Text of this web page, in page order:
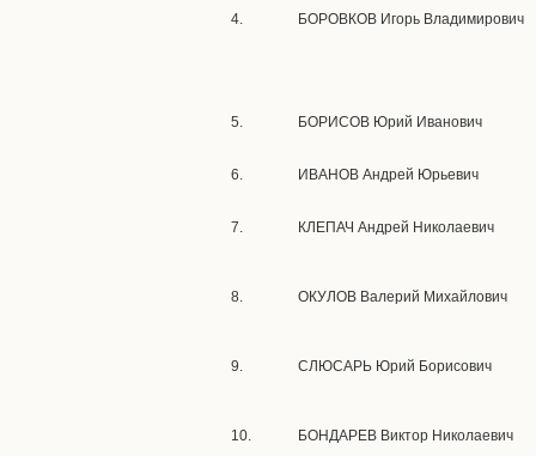
4. БОРОВКОВ Игорь Владимирович
5. БОРИСОВ Юрий Иванович
6. ИВАНОВ Андрей Юрьевич
7. КЛЕПАЧ Андрей Николаевич
8. ОКУЛОВ Валерий Михайлович
9. СЛЮСАРЬ Юрий Борисович
10. БОНДАРЕВ Виктор Николаевич